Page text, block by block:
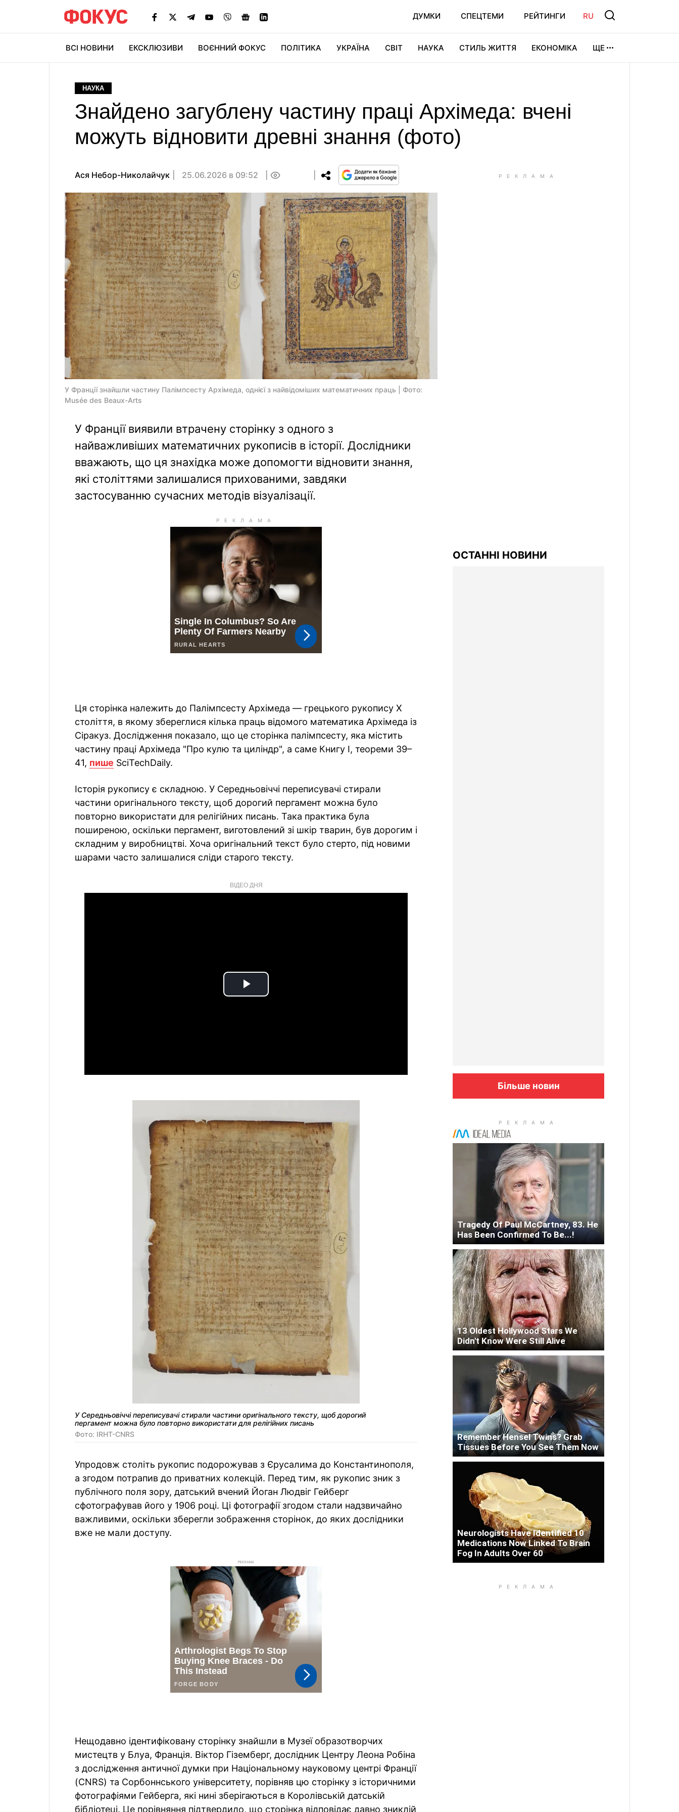
ДУМКИ СПЕЦТЕМИ РЕЙТИНГИ RU
ВСІ НОВИНИ ЕКСКЛЮЗИВИ ВОЄННИЙ ФОКУС ПОЛІТИКА УКРАЇНА СВІТ НАУКА СТИЛЬ ЖИТТЯ ЕКОНОМІКА ЩЕ
НАУКА
Знайдено загублену частину праці Архімеда: вчені
можуть відновити древні знання (фото)
Ася Небор-Николайчук 25.06.2026 в 09:52
У Франції знайшли частину Палімпсесту Архімеда, однієї з найвідоміших математичних праць | Фото:
Musée des Beaux-Arts
У Франції виявили втрачену сторінку з одного з
найважливіших математичних рукописів в історії. Дослідники
вважають, що ця знахідка може допомогти відновити знання,
які століттями залишалися прихованими, завдяки
застосуванню сучасних методів візуалізації.
Ця сторінка належить до Палімпсесту Архімеда — грецького рукопису X
століття, в якому збереглися кілька праць відомого математика Архімеда із
Сіракуз. Дослідження показало, що це сторінка палімпсесту, яка містить
частину праці Архімеда "Про кулю та циліндр", а саме Книгу I, теореми 39–
41, пише SciTechDaily.
Історія рукопису є складною. У Середньовіччі переписувачі стирали
частини оригінального тексту, щоб дорогий пергамент можна було
повторно використати для релігійних писань. Така практика була
поширеною, оскільки пергамент, виготовлений зі шкір тварин, був дорогим і
складним у виробництві. Хоча оригінальний текст було стерто, під новими
шарами часто залишалися сліди старого тексту.
ВІДЕО ДНЯ
Play
У Середньовіччі переписувачі стирали частини оригінального тексту, щоб дорогий
пергамент можна було повторно використати для релігійних писань
Фото: IRHT-CNRS
Упродовж століть рукопис подорожував з Єрусалима до Константинополя,
а згодом потрапив до приватних колекцій. Перед тим, як рукопис зник з
публічного поля зору, датський вчений Йоган Людвіг Гейберг
сфотографував його у 1906 році. Ці фотографії згодом стали надзвичайно
важливими, оскільки зберегли зображення сторінок, до яких дослідники
вже не мали доступу.
РЕКЛАМА
Нещодавно ідентифіковану сторінку знайшли в Музеї образотворчих
мистецтв у Блуа, Франція. Віктор Гіземберг, дослідник Центру Леона Робіна
з дослідження античної думки при Національному науковому центрі Франції
(CNRS) та Сорбоннського університету, порівняв цю сторінку з історичними
фотографіями Гейберга, які нині зберігаються в Королівській датській
бібліотеці. Це порівняння підтвердило, що сторінка відповідає давно зниклій
ОСТАННІ НОВИНИ
Більше новин
Tragedy Of Paul McCartney, 83. He
Has Been Confirmed To Be...!
13 Oldest Hollywood Stars We
Didn't Know Were Still Alive
Remember Hensel Twins? Grab
Tissues Before You See Them Now
Neurologists Have Identified 10
Medications Now Linked To Brain
Fog In Adults Over 60